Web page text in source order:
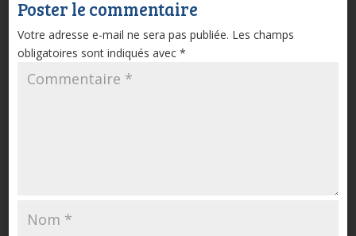
Poster le commentaire
Votre adresse e-mail ne sera pas publiée. Les champs
obligatoires sont indiqués avec *